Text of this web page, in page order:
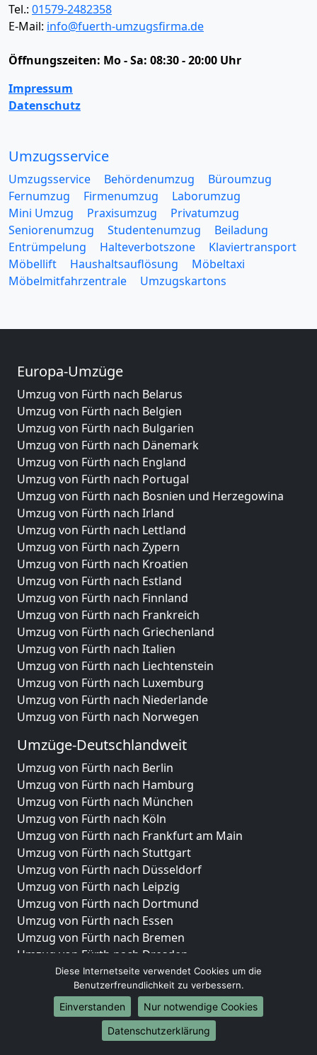
Tel.: 01579-2482358
E-Mail: info@fuerth-umzugsfirma.de
Öffnungszeiten: Mo - Sa: 08:30 - 20:00 Uhr
Impressum
Datenschutz
Umzugsservice
Umzugsservice Behördenumzug
Büroumzug
Fernumzug
Firmenumzug
Laborumzug
Mini Umzug
Praxisumzug
Privatumzug
Seniorenumzug
Studentenumzug
Beiladung
Entrümpelung
Halteverbotszone
Klaviertransport
Möbellift
Haushaltsauflösung
Möbeltaxi
Möbelmitfahrzentrale
Umzugskartons
Europa-Umzüge
Umzug von Fürth nach Belarus
Umzug von Fürth nach Belgien
Umzug von Fürth nach Bulgarien
Umzug von Fürth nach Dänemark
Umzug von Fürth nach England
Umzug von Fürth nach Portugal
Umzug von Fürth nach Bosnien und Herzegowina
Umzug von Fürth nach Irland
Umzug von Fürth nach Lettland
Umzug von Fürth nach Zypern
Umzug von Fürth nach Kroatien
Umzug von Fürth nach Estland
Umzug von Fürth nach Finnland
Umzug von Fürth nach Frankreich
Umzug von Fürth nach Griechenland
Umzug von Fürth nach Italien
Umzug von Fürth nach Liechtenstein
Umzug von Fürth nach Luxemburg
Umzug von Fürth nach Niederlande
Umzug von Fürth nach Norwegen
Umzüge-Deutschlandweit
Umzug von Fürth nach Berlin
Umzug von Fürth nach Hamburg
Umzug von Fürth nach München
Umzug von Fürth nach Köln
Umzug von Fürth nach Frankfurt am Main
Umzug von Fürth nach Stuttgart
Umzug von Fürth nach Düsseldorf
Umzug von Fürth nach Leipzig
Umzug von Fürth nach Dortmund
Umzug von Fürth nach Essen
Umzug von Fürth nach Bremen
Umzug von Fürth nach Dresden
Umzug von Fürth nach Hannover
Umzug von Fürth nach Nürnberg
Umzug von Fürth nach Duisburg
Umzug von Fürth nach Bochum
Umzug von Fürth nach Wuppertal
Diese Internetseite verwendet Cookies um die
Benutzerfreundlichkeit zu verbessern.
Einverstanden
Nur notwendige Cookies
Datenschutzerklärung